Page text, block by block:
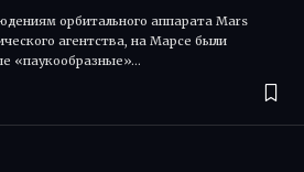
орбитального аппарата Mars
агентства, на Марсе были
«паукообразные»…